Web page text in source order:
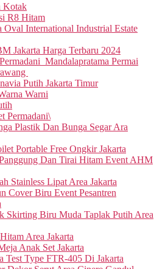
Kotak
R8 Hitam
Oval International Industrial Estate
Jakarta Harga Terbaru 2024
Mandalapratama Permai
Putih Jakarta Timur
Warni
Permadani\
Plastik Dan Bunga Segar Ara
Portable Free Ongkir Jakarta
Dan Tirai Hitam Event AHM
Stainless Lipat Area Jakarta
Cover Biru Event Pesantren
Skirting Biru Muda Taplak Putih Area
Area Jakarta
Anak Set Jakarta
Test Type FTR-405 Di Jakarta